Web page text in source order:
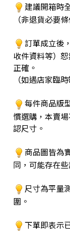
建議開箱時
（非退貨必要
訂單成立後
收件資料等）
正確。
（如遇店家臨
每件商品版
慣選購，本賣
認尺寸。
商品圖皆為
同，可能存在
尺寸為平量
圍。
下單即表示